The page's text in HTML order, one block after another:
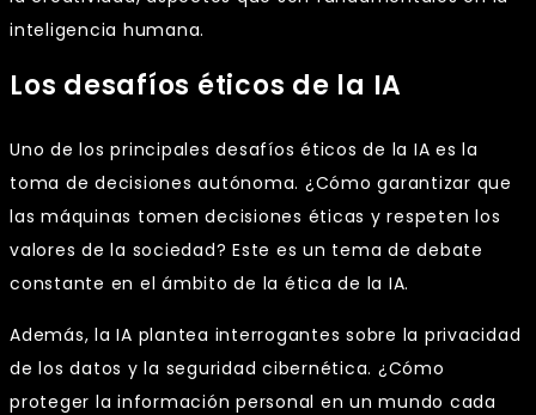
inteligencia humana.
Los desafíos éticos de la IA
Uno de los principales desafíos éticos de la IA es la
toma de decisiones autónoma. ¿Cómo garantizar que
las máquinas tomen decisiones éticas y respeten los
valores de la sociedad? Este es un tema de debate
constante en el ámbito de la ética de la IA.
Además, la IA plantea interrogantes sobre la privacidad
de los datos y la seguridad cibernética. ¿Cómo
proteger la información personal en un mundo cada